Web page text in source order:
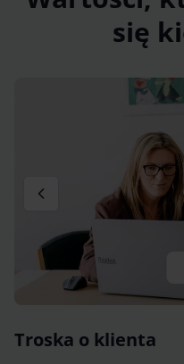
się
Troska o klienta